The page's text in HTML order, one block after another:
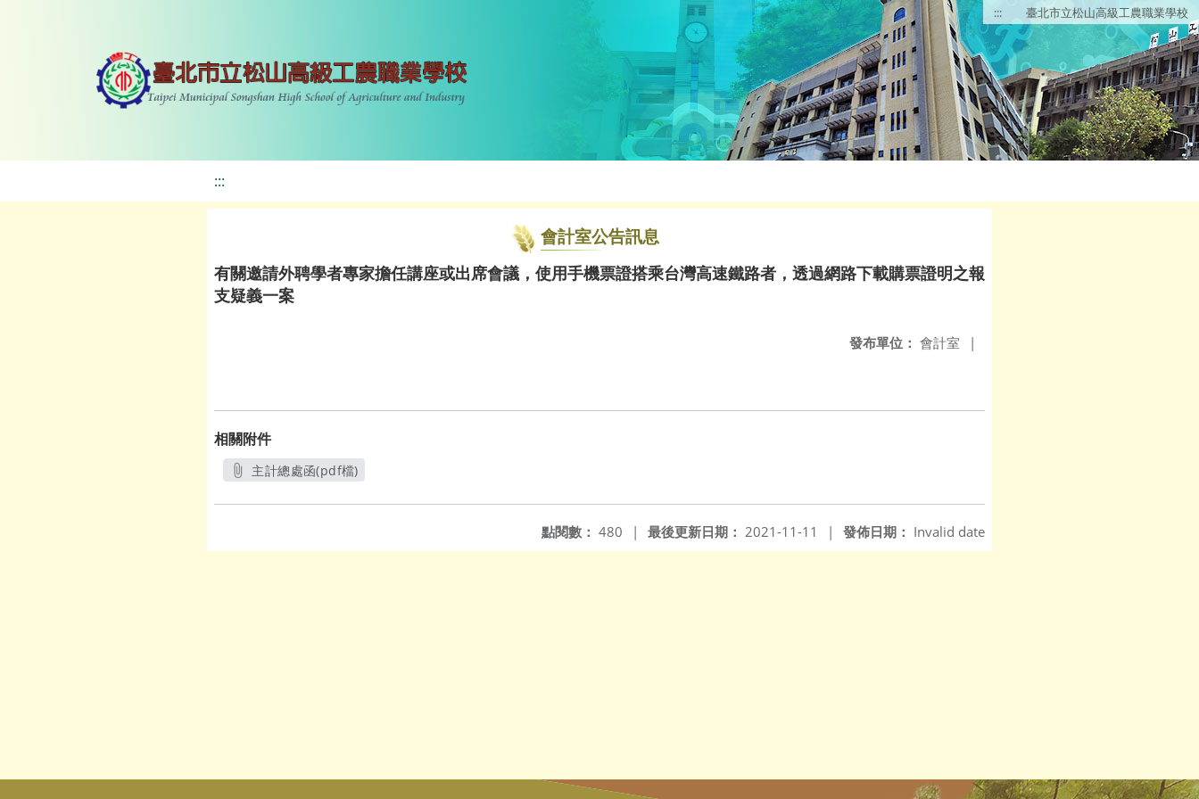
::: 臺北市立松山高級工農職業學校
:::
會計室公告訊息
有關邀請外聘學者專家擔任講座或出席會議，使用手機票證搭乘台灣高速鐵路者，透過網路下載購票證明之報
支疑義一案
發布單位： 會計室 |
相關附件
主計總處函(pdf檔)
發佈日期： Invalid date
最後更新日期： 2021-11-11 |
點閱數： 480 |